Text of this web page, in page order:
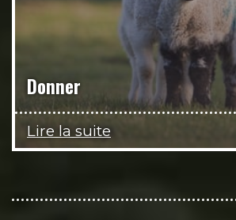
Donner
Lire la suite